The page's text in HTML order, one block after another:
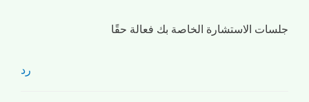
جلسات الاستشارة الخاصة بك فعالة حقًا
رد